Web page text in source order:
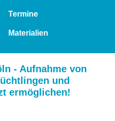
Termine
Materialien
- Aufnahme von
und
ermöglichen!